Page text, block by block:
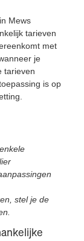
Mews
tarieven
met
je
tarieven
is op
stel je de